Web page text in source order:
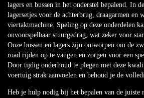
lagers en bussen in het onderstel bepalend. In
lagersetjes voor de achterbrug, draagarmen en
viertaktmachine. Speling op deze onderdelen
onvoorspelbaar stuurgedrag, wat zeker voor
Onze bussen en lagers zijn ontworpen om de
road rijden op te vangen en zorgen voor een
Door tijdig onderhoud te plegen met deze
voertuig strak aanvoelen en behoud je de
Heb je hulp nodig bij het bepalen van de juiste